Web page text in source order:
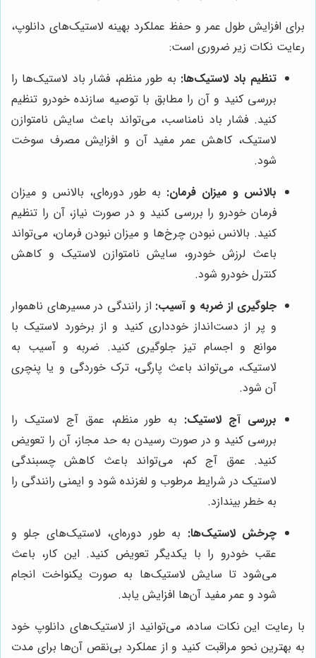
برای افزایش طول عمر و حفظ عملکرد بهینه لاستیک‌های دانلوپ،
رعایت نکات زیر ضروری است:
تنظیم باد لاستیک‌ها: به طور منظم، فشار باد لاستیک‌ها را
بررسی کنید و آن را مطابق با توصیه سازنده خودرو تنظیم
کنید. فشار باد نامناسب، می‌تواند باعث سایش نامتوازن
لاستیک، کاهش عمر مفید آن و افزایش مصرف سوخت
شود.
بالانس و میزان فرمان: به طور دوره‌ای، بالانس و میزان
فرمان خودرو را بررسی کنید و در صورت نیاز، آن را تنظیم
کنید. بالانس نبودن چرخ‌ها و میزان نبودن فرمان، می‌تواند
باعث لرزش خودرو، سایش نامتوازن لاستیک و کاهش
کنترل خودرو شود.
جلوگیری از ضربه و آسیب: از رانندگی در مسیرهای ناهموار
و پر از دست‌انداز خودداری کنید و از برخورد لاستیک با
موانع و اجسام تیز جلوگیری کنید. ضربه و آسیب به
لاستیک، می‌تواند باعث پارگی، ترک خوردگی و یا پنچری
آن شود.
بررسی آج لاستیک: به طور منظم، عمق آج لاستیک را
بررسی کنید و در صورت رسیدن به حد مجاز، آن را تعویض
کنید. عمق آج کم، می‌تواند باعث کاهش چسبندگی
لاستیک در شرایط مرطوب و لغزنده شود و ایمنی رانندگی را
به خطر بیندازد.
چرخش لاستیک‌ها: به طور دوره‌ای، لاستیک‌های جلو و
عقب خودرو را با یکدیگر تعویض کنید. این کار، باعث
می‌شود تا سایش لاستیک‌ها به صورت یکنواخت انجام
شود و عمر مفید آن‌ها افزایش یابد.
با رعایت این نکات ساده، می‌توانید از لاستیک‌های دانلوپ خود
به بهترین نحو مراقبت کنید و از عملکرد بی‌نقص آن‌ها برای مدت